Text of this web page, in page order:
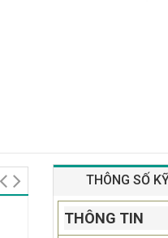
THÔNG SỐ
THÔNG TIN